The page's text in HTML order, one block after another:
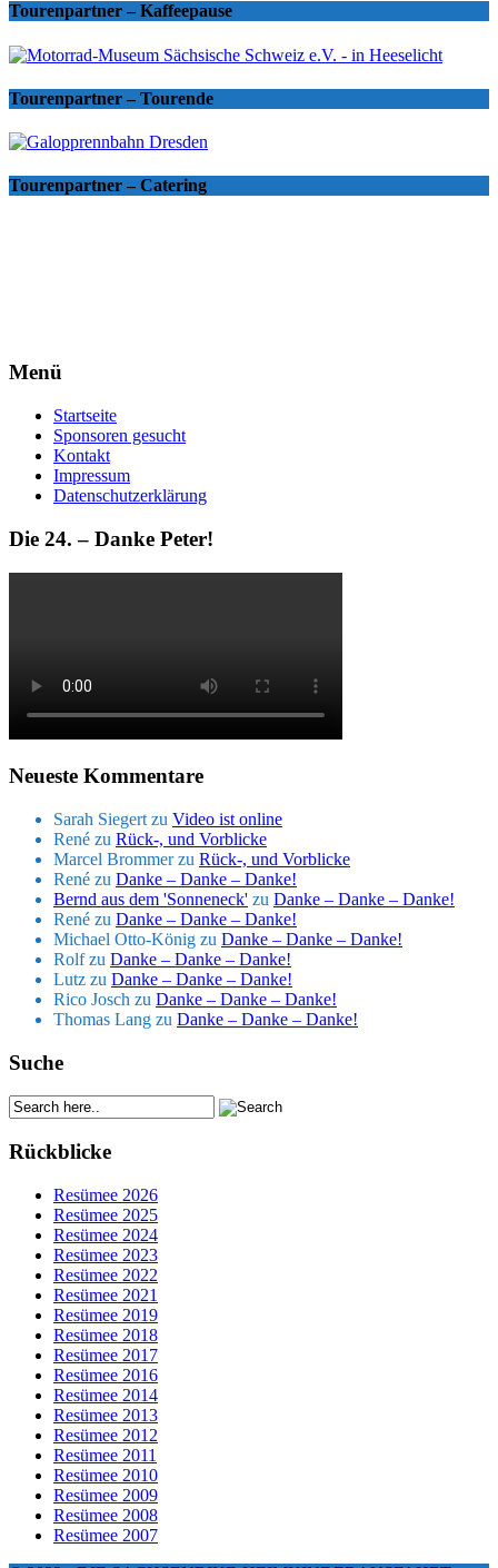
Tourenpartner – Kaffeepause
Tourenpartner – Tourende
Tourenpartner – Catering
Menü
Startseite
Sponsoren gesucht
Kontakt
Impressum
Datenschutzerklärung
Die 24. – Danke Peter!
Neueste Kommentare
Sarah Siegert zu Video ist online
René zu Rück-, und Vorblicke
Marcel Brommerzu Rück-, und Vorblicke
René zu Danke – Danke – Danke!
Bernd aus dem 'Sonneneck' zu Danke – Danke – Danke!
René zu Danke – Danke – Danke!
Michael Otto-König zu Danke – Danke – Danke!
Rolfzu Danke – Danke – Danke!
Lutz zu Danke – Danke – Danke!
Rico Josch zu Danke – Danke – Danke!
Thomas Lang zu Danke – Danke – Danke!
Suche
Rückblicke
Resümee 2026
Resümee 2025
Resümee 2024
Resümee 2023
Resümee 2022
Resümee 2021
Resümee 2019
Resümee 2018
Resümee 2017
Resümee 2016
Resümee 2014
Resümee 2013
Resümee 2012
Resümee 2011
Resümee 2010
Resümee 2009
Resümee 2008
Resümee 2007